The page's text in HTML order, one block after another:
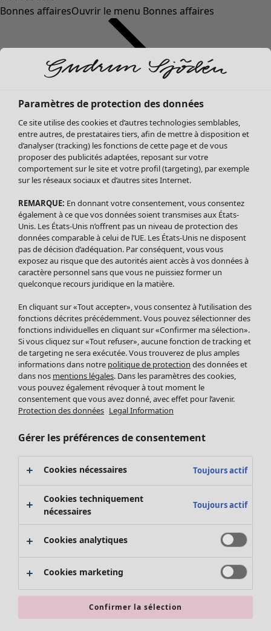
Bonnes affairesOuvrir le menu Bonnes affaires
Soldes Vêtements
Tous les vêtements
Robes
Tuniques
Blouses
Tops
Gilets
Pantalon
Jupes
Leggings et collants
Accessoires
Chaussures
Vêtements de bain
Basics
Soldes Mobilier
Bonnes affaires déco
Décoration
Textiles
Tapis
Éponge
Promos SOLDES
Les promos de Gudrun Sjödén
Nouvel arrivage
Bonnes affaires en soldes - jusqu'à -70
Paramètres de protection des données
Ce site utilise des cookies et d’autres technologies semblables,
entre autres, de prestataires tiers, afin de mettre à disposition et
d’analyser (tracking) les fonctions de cette page et de vous
proposer des publicités adaptées, reposant sur votre
comportement sur le site et votre profil (targeting), par exemple
sur les réseaux sociaux et d’autres sites Internet.
REMARQUE: En donnant votre consentement, vous consentez
également à ce que vos données soient transmises aux États-
Unis. Les États-Unis n’offrent pas un niveau de protection des
données comparable à celui de l’UE. Les États-Unis ne disposent
pas de décision d’adéquation. Par conséquent, vous vous
exposez au risque que des autorités aient accès à vos données à
caractère personnel sans que vous ne puissiez former un
quelconque recours juridique en la matière.
En cliquant sur «Tout accepter», vous consentez à l’utilisation des
fonctions décrites précédemment. Vous pouvez sélectionner des
fonctions individuelles en cliquant sur «Confirmer ma sélection».
Si vous cliquez sur «Tout refuser», aucune fonction de tracking et
de targeting ne sera exécutée. Vous trouverez de plus amples
informations dans notre politique de protection des données et
dans nos mentions légales. Dans les paramètres des cookies,
vous pouvez également révoquer à tout moment le
consentement que vous avez donné, avec effet pour l’avenir.
Protection des données Legal Information
Gérer les préférences de consentement
Cookies nécessaires Toujours actif
Cookies techniquement
nécessaires
Toujours actif
Cookies analytiques
Cookies marketing
Confirmer la sélection